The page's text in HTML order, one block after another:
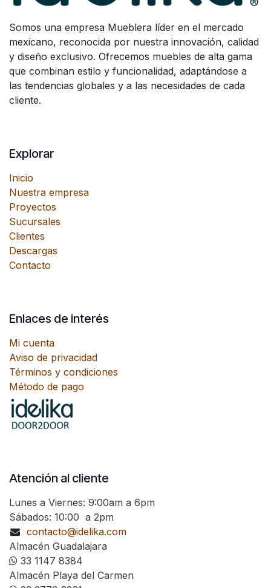
Somos una empresa Mueblera líder en el mercado
mexicano, reconocida por nuestra innovación, calidad
y diseño exclusivo. Ofrecemos muebles de alta gama
que combinan estilo y funcionalidad, adaptándose a
las tendencias globales y a las necesidades de cada
cliente.
Explorar
Inicio
Nuestra empresa
Proyectos
Sucursales
Clientes
Descargas
Contacto
Enlaces de interés
Mi cuenta
Aviso de privacidad
Términos y condiciones
Método de pago
Atención al cliente
Lunes a Viernes: 9:00am a 6pm
Sábados: 10:00 a 2pm
contacto@idelika.com
Almacén Guadalajara
33 1147 8384
Almacén Playa del Carmen